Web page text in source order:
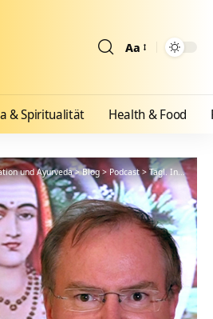
Aa
& Spiritualität Health & Food
und Ayurveda>Blog> Podcast> Tägl. Inspiration